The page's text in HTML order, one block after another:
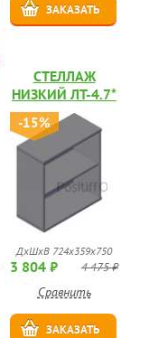
ЗАКАЗАТЬ
СТЕЛЛАЖ
НИЗКИЙ ЛТ-4.7*
-15%
ДхШхВ 724х359х750
3 804 ₽ 4 475 ₽
Сравнить
ЗАКАЗАТЬ